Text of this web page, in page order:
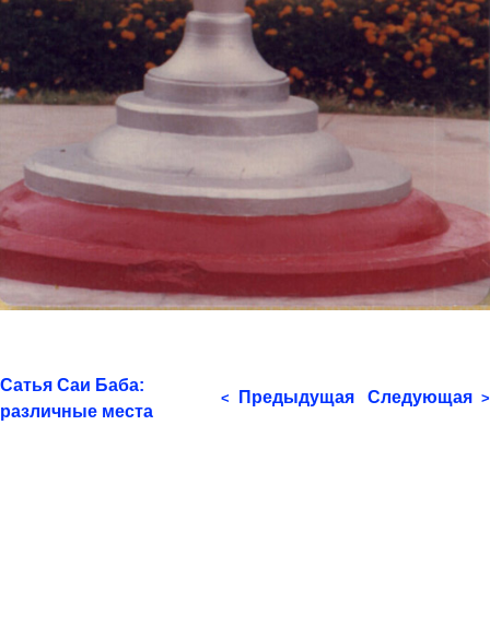
Сатья Саи Баба:
различные места
< Предыдущая Следующая >